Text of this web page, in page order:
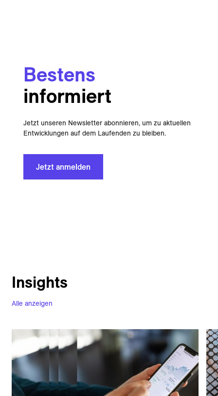
Bestens
informiert
Jetzt unseren Newsletter abonnieren, um zu aktuellen
Entwicklungen auf dem Laufenden zu bleiben.
Jetzt anmelden
Alle anzeigen
Insights